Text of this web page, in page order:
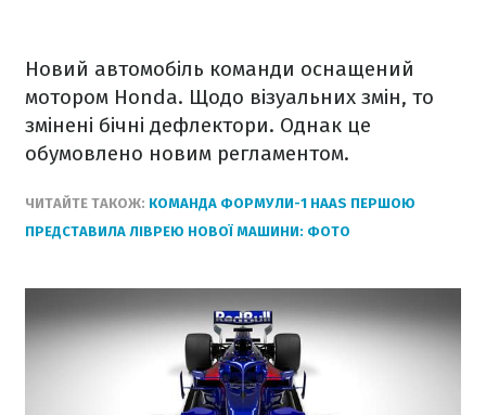
Новий автомобіль команди оснащений
мотором Honda. Щодо візуальних змін, то
змінені бічні дефлектори. Однак це
обумовлено новим регламентом.
ЧИТАЙТЕ ТАКОЖ: КОМАНДА ФОРМУЛИ-1 HAAS ПЕРШОЮ
ПРЕДСТАВИЛА ЛІВРЕЮ НОВОЇ МАШИНИ: ФОТО